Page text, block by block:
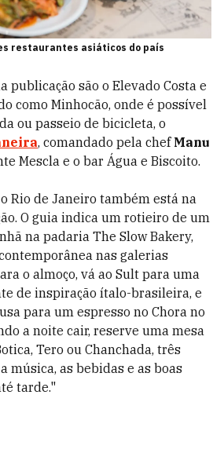
restaurantes asiáticos do país
publicação são o Elevado Costa e
como Minhocão, onde é possível
ou passeio de bicicleta, o
, comandado pela chef Manu
Mescla e o bar Água e Biscoito.
Rio de Janeiro também está na
O guia indica um rotieiro de um
na padaria The Slow Bakery,
nas galerias
o almoço, vá ao Sult para uma
de inspiração ítalo-brasileira, e
para um espresso no Chora no
a noite cair, reserve uma mesa
Tero ou Chanchada, três
música, as bebidas e as boas
tarde."